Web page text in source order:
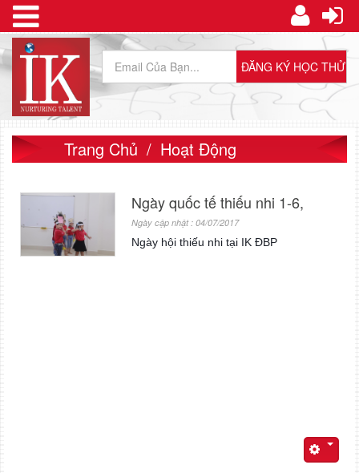
Trang Chủ Hoạt Động
Ngày quốc tế thiếu nhi 1-6,
Ngày cập nhật : 04/07/2017
Ngày hội thiếu nhi tại IK ĐBP